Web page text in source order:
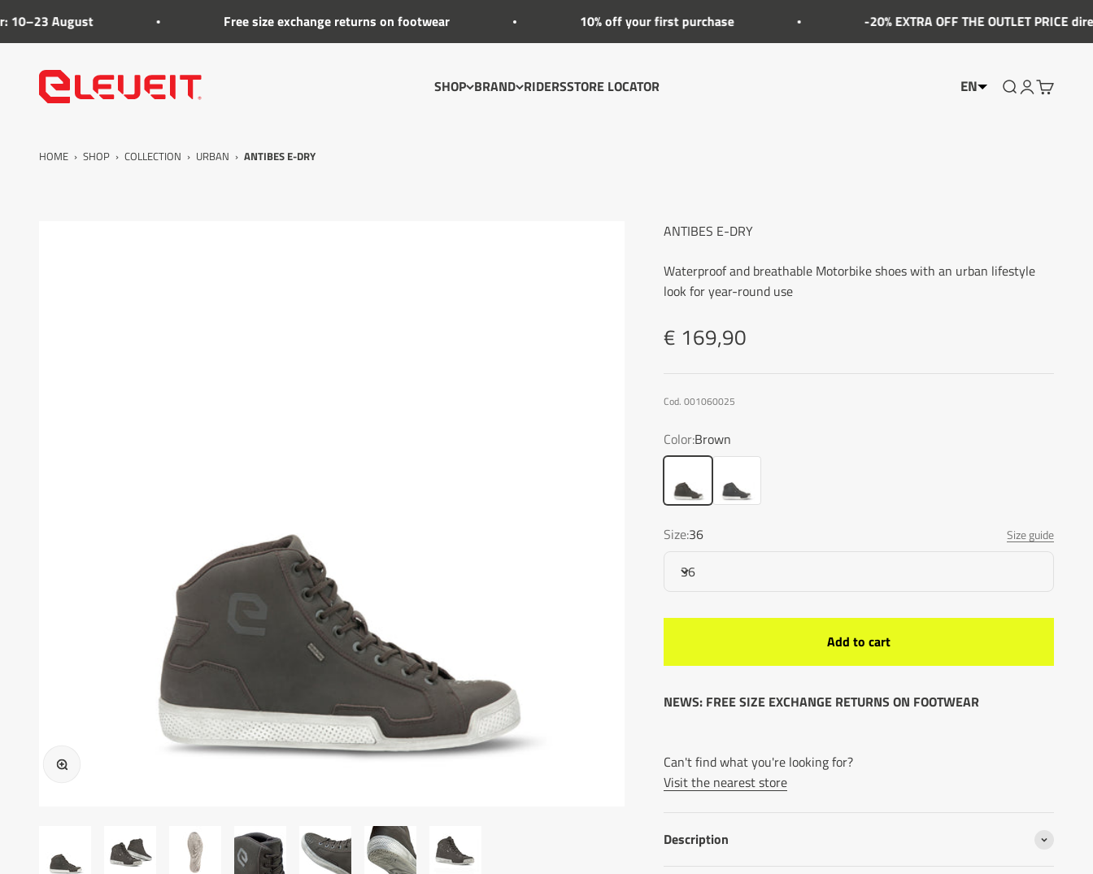
August Free size exchange returns on footwear 10% off your first purchase -20% EXTRA OFF THE OUTLET PRICE directly in
SHOP BRAND RIDERSSTORE LOCATOR
Eleveit EN Show the
Account
Show the
HOME › SHOP › COLLECTION › URBAN › ANTIBES E-DRY
ANTIBES E-DRY
Waterproof and breathable Motorbike shoes with an urban lifestyle
look for year-round use
Price
€ 169,90
Cod. 001060025
Color:Brown
Brown
Dark Grey
Size:36 Size guide
36
Add to cart
NEWS: FREE SIZE EXCHANGE RETURNS ON FOOTWEAR
Can't find what you're looking for?
Visit the nearest store
Description